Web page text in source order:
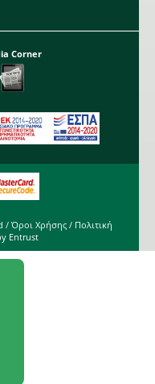
Corner
/ Όροι Χρήσης/ Πολιτική
Entrust